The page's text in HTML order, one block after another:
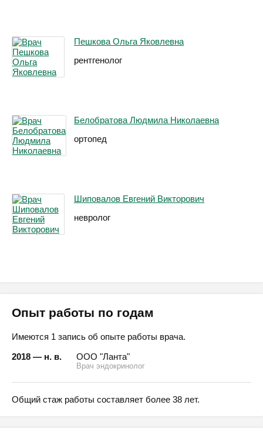
Пешкова Ольга Яковлевна
рентгенолог
Белобратова Людмила Николаевна
ортопед
Шиповалов Евгений Викторович
невролог
Опыт работы по годам
Имеются 1 запись об опыте работы врача.
2018 — н. в.
ООО "Ланта"
Врач эндокринолог
Общий стаж работы составляет более 38 лет.